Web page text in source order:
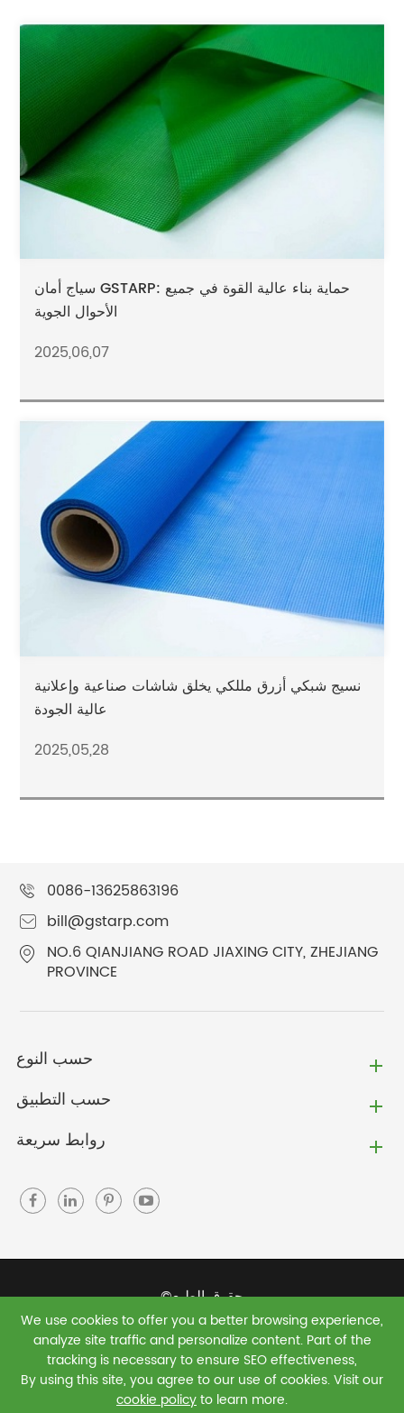
سياج أمان GSTARP: حماية بناء عالية القوة في جميع
الأحوال الجوية
2025,06,07
نسيج شبكي أزرق مللكي يخلق شاشات صناعية وإعلانية
عالية الجودة
2025,05,28
0086-13625863196
bill@gstarp.com
NO.6 QIANJIANG ROAD JIAXING CITY, ZHEJIANG
PROVINCE
حسب النوع
حسب التطبيق
روابط سريعة
حقوق الطبع©
Jiaxing Green Shield New Materials Co., Ltd.جميع
الحقوق محفوظة.
خريطة الموقع
| سياسة الخصوصية
We use cookies to offer you a better browsing experience,
analyze site traffic and personalize content. Part of the
tracking is necessary to ensure SEO effectiveness,
By using this site, you agree to our use of cookies. Visit our
cookie policyto learn more.